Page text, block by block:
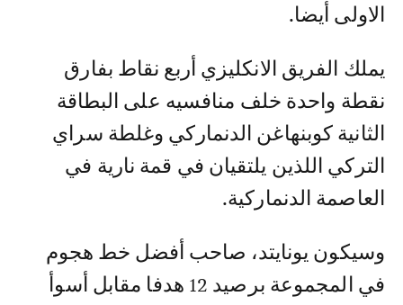
الاولى أيضا.
يملك الفريق الانكليزي أربع نقاط بفارق
نقطة واحدة خلف منافسيه على البطاقة
الثانية كوبنهاغن الدنماركي وغلطة سراي
التركي اللذين يلتقيان في قمة نارية في
العاصمة الدنماركية.
وسيكون يونايتد، صاحب أفضل خط هجوم
في المجموعة برصيد 12 هدفا مقابل أسوأ